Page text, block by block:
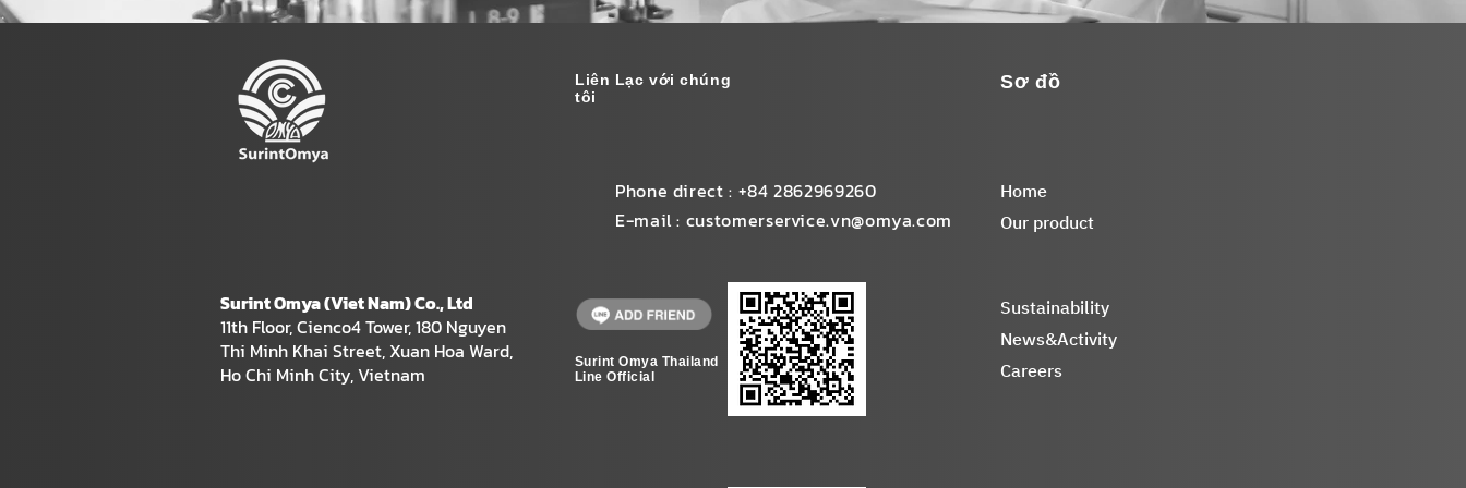
Surint Omya (Viet Nam) Co., Ltd
11th Floor, Cienco4 Tower, 180 Nguyen
Thi Minh Khai Street, Xuan Hoa Ward,
Ho Chi Minh City, Vietnam
Liên Lạc với chúng
tôi
Phone direct : +84 2862969260
E-mail : customerservice.vn@omya.com
Surint Omya Thailand
Line Official
Sơ đồ
Home
Our product
Sustainability
News&Activity
Careers